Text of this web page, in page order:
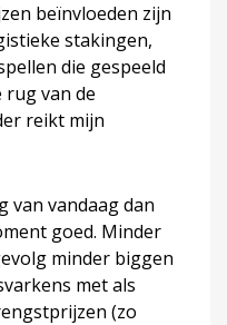
beïnvloeden zijn
stakingen,
die gespeeld
rug van de
reikt mijn
van vandaag dan
goed. Minder
minder biggen
met als
(zo